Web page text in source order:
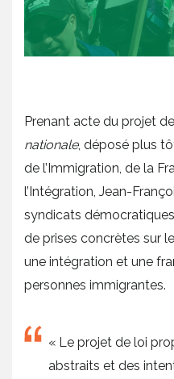
Prenant acte du projet
nationale, déposé plus
de l’Immigration, de la
l’Intégration, Jean-
syndicats
de prises concrètes sur
une intégration et une
personnes immigrantes.
« Le projet de loi
abstraits et des